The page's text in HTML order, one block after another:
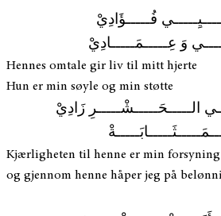
فُـــــؤَادِيْ
وَ عِـــــمَـــــادِيْ
Hennes omtale gir liv til mitt hjerte
Hun er min søyle og min støtte
الـــــحَـــــشْـــــرِ زَادِيْ
Kjærligheten til henne er min
og gjennom henne håper jeg på